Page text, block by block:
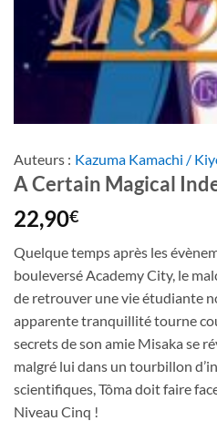
Auteurs : Kazuma Kamachi /
A Certain Magical
22,90€
Quelque temps après les
bouleversé Academy City, le
de retrouver une vie étudiante
apparente tranquillité tourne
secrets de son amie Misaka se
malgré lui dans un tourbillon
scientifiques, Tôma doit faire
Niveau Cinq !